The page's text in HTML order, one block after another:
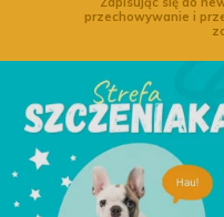
przechowywanie i